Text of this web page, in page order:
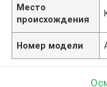
Место
происхождения
Номер модели